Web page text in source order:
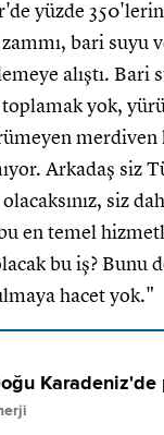
yüzde
zammı, bari suyu
alıştı. Bari
yok,
merdiven
Arkadaş siz
siz
en temel
bu iş? Bunu
hacet yok."
Karadeniz'de